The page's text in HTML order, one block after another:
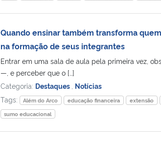
Quando ensinar também transforma
na formação de seus integrantes
Entrar em uma sala de aula pela primeira vez,
—, e perceber que o […]
Categoria: Destaques Notícias
Tags:
Além do Arco educação financeira extensão
sumo educacional